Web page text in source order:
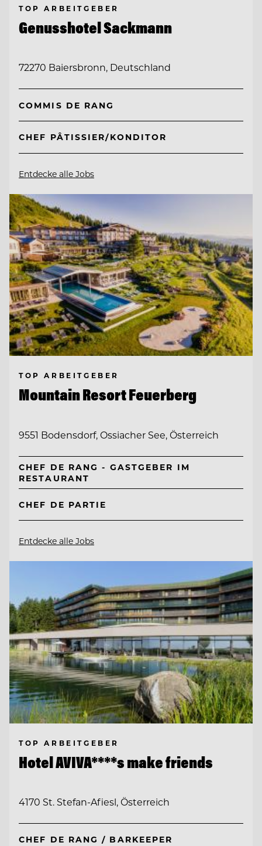
TOP ARBEITGEBER
Genusshotel Sackmann
72270 Baiersbronn, Deutschland
COMMIS DE RANG
CHEF PÂTISSIER/KONDITOR
Entdecke alle Jobs
TOP ARBEITGEBER
Mountain Resort Feuerberg
9551 Bodensdorf, Ossiacher See, Österreich
CHEF DE RANG - GASTGEBER IM
RESTAURANT
CHEF DE PARTIE
Entdecke alle Jobs
TOP ARBEITGEBER
Hotel AVIVA****s make friends
4170 St. Stefan-Afiesl, Österreich
CHEF DE RANG / BARKEEPER